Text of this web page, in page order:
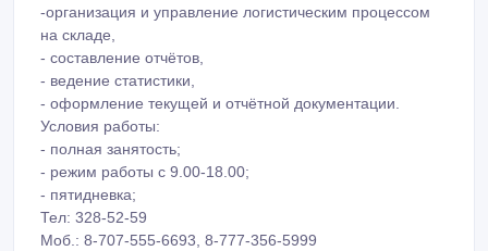
-организация и управление логистическим процессом
на складе,
- составление отчётов,
- ведение статистики,
- оформление текущей и отчётной документации.
Условия работы:
- полная занятость;
- режим работы с 9.00-18.00;
- пятидневка;
Тел: 328-52-59
Моб.: 8-707-555-6693, 8-777-356-5999